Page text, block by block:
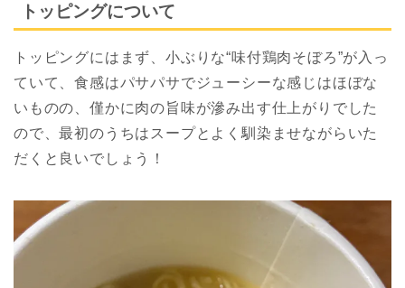
トッピングについて
トッピングにはまず、小ぶりな“味付鶏肉そぼろ”が入っ
ていて、食感はパサパサでジューシーな感じはほぼな
いものの、僅かに肉の旨味が滲み出す仕上がりでした
ので、最初のうちはスープとよく馴染ませながらいた
だくと良いでしょう！